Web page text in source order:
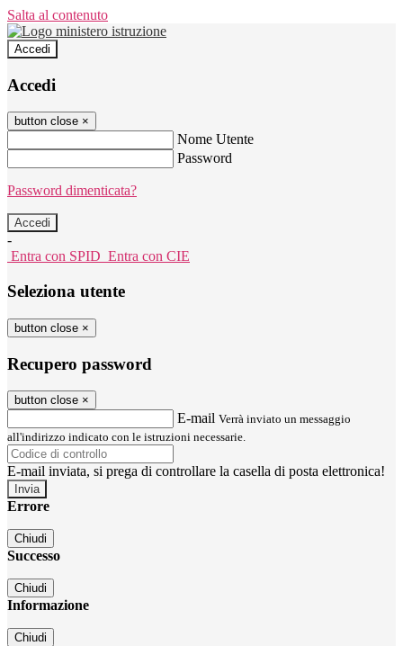
Salta al contenuto
Accedi
Accedi
button close ×
Nome Utente
Password
Password dimenticata?
-
Entra con SPID Entra con CIE
Seleziona utente
button close ×
Recupero password
button close ×
E-mail Verrà inviato un messaggio
all'indirizzo indicato con le istruzioni necessarie.
E-mail inviata, si prega di controllare la casella di posta elettronica!
Errore
Chiudi
Successo
Chiudi
Informazione
Chiudi